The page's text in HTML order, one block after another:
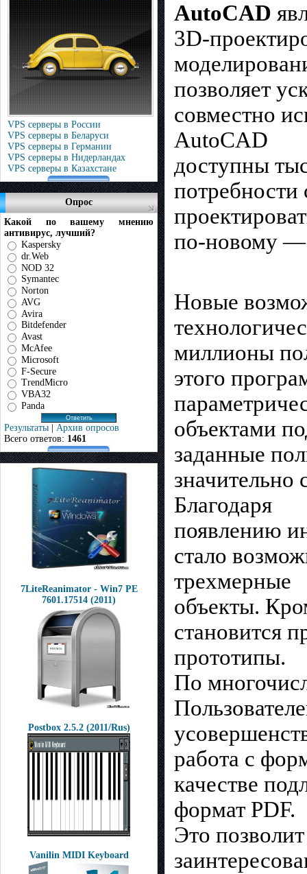
VPS серверы в России
VPS серверы в Беларуси
VPS серверы в Германии
VPS серверы в Нидерландах
VPS серверы в Казахстане
Опрос
Какой по вашему мнению
антивирус, лучший?
Kaspersky
dr.Web
NOD 32
Symantec
Norton
AVG
Avira
Bitdefender
Avast
McAfee
Microsoft
F-Secure
TrendMicro
VBA32
Panda
Результаты | Архив опросов
Всего ответов: 1461
7LiteReanimator - Win7 PE
7601.17514 (2011)
Postbox 2.5.2 (2011/Rus)
Vanilin MIDI Keyboard
AutoCAD
3D-
позволяет
совместно
AutoCAD
доступны
по-новому —
Новые
миллионы
этого
объектами
заданные
значительно
Благодаря
появлению
стало
трехмерные
объекты.
становится
прототипы.
По
работа с
качестве
формат PDF.
Это